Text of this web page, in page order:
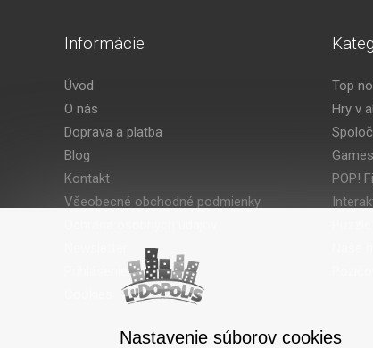
Informácie
Úvod
O nás
Doprava a platba
Blog
Kontakt
Všeobecné obchodné podmienky
Top
Hry v
POP!
Nastavenie súborov cookies